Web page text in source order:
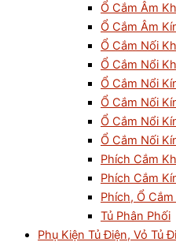
Ổ Cắm Âm
Ổ Cắm Âm
Ổ Cắm Nối
Ổ Cắm Nổi
Ổ Cắm Nổi
Ổ Cắm Nối
Ổ Cắm Nổi
Ổ Cắm Nối
Phích Cắm
Phích Cắm
Phích, Ổ
Tủ Phân Phối
Phụ Kiện Tủ Điện, Vỏ Tủ